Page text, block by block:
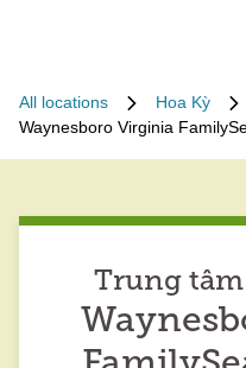
All locations Hoa Kỳ
Waynesboro Virginia
Trung tâm